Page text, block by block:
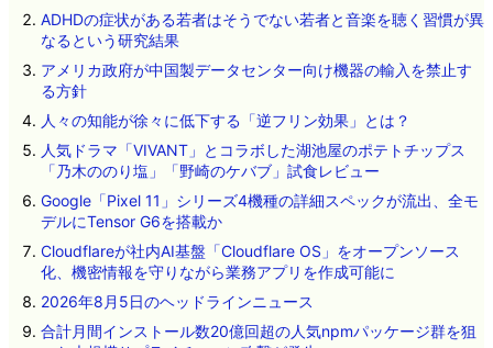
ADHDの症状がある若者はそうでない若者と音楽を聴く習慣が異
なるという研究結果
アメリカ政府が中国製データセンター向け機器の輸入を禁止す
る方針
人々の知能が徐々に低下する「逆フリン効果」とは？
人気ドラマ「VIVANT」とコラボした湖池屋のポテトチップス
「乃木ののり塩」「野崎のケバブ」試食レビュー
Google「Pixel 11」シリーズ4機種の詳細スペックが流出、全モ
デルにTensor G6を搭載か
Cloudflareが社内AI基盤「Cloudflare OS」をオープンソース
化、機密情報を守りながら業務アプリを作成可能に
2026年8月5日のヘッドラインニュース
合計月間インストール数20億回超の人気npmパッケージ群を狙